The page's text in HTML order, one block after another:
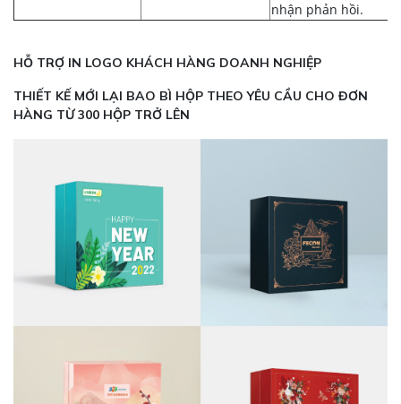
nhận phản hồi.
HỖ TRỢ IN LOGO KHÁCH HÀNG DOANH NGHIỆP
THIẾT KẾ MỚI LẠI BAO BÌ HỘP THEO YÊU CẦU CHO ĐƠN
HÀNG TỪ 300 HỘP TRỞ LÊN